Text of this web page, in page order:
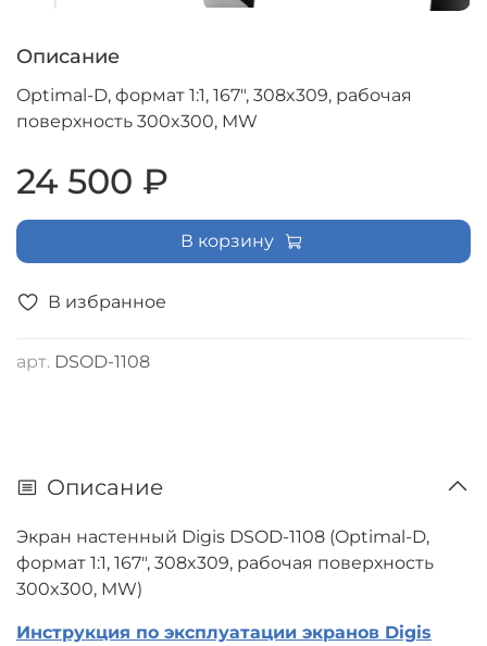
В избранное
арт. DSOD-1108
Описание
Optimal-D, формат 1:1, 167", 308x309, рабочая
поверхность 300x300, MW
24 500 ₽
В корзину
Описание
Экран настенный Digis DSOD-1108 (Optimal-D,
формат 1:1, 167", 308x309, рабочая поверхность
300x300, MW)
Инструкция по эксплуатации экранов Digis